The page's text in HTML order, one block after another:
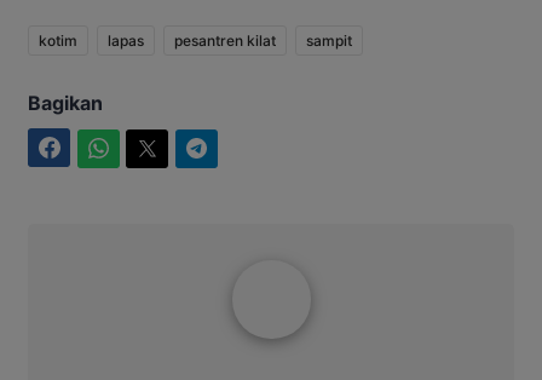
kotim lapas pesantren kilat sampit
Bagikan